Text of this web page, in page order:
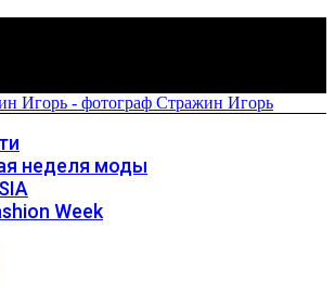
неделя моды
Week